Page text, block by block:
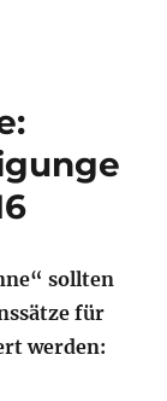
sollten
für
werden: